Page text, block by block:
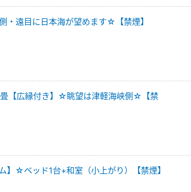
・遠目に日本海が望めます☆【禁煙】
【広縁付き】☆眺望は津軽海峡側☆【禁
】☆ベッド1台+和室（小上がり）【禁煙】